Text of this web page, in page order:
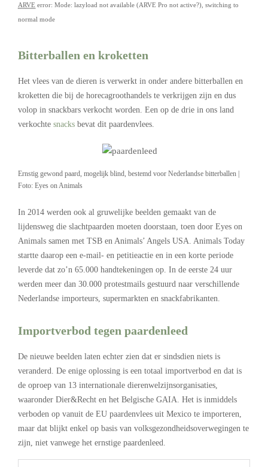
ARVE error: Mode: lazyload not available (ARVE Pro not active?), switching to
normal mode
Bitterballen en kroketten
Het vlees van de dieren is verwerkt in onder andere bitterballen en
kroketten die bij de horecagroothandels te verkrijgen zijn en dus
volop in snackbars verkocht worden. Een op de drie in ons land
verkochte snacks bevat dit paardenvlees.
Ernstig gewond paard, mogelijk blind, bestemd voor Nederlandse bitterballen |
Foto: Eyes on Animals
In 2014 werden ook al gruwelijke beelden gemaakt van de
lijdensweg die slachtpaarden moeten doorstaan, toen door Eyes on
Animals samen met TSB en Animals’ Angels USA. Animals Today
startte daarop een e-mail- en petitieactie en in een korte periode
leverde dat zo’n 65.000 handtekeningen op. In de eerste 24 uur
werden meer dan 30.000 protestmails gestuurd naar verschillende
Nederlandse importeurs, supermarkten en snackfabrikanten.
Importverbod tegen paardenleed
De nieuwe beelden laten echter zien dat er sindsdien niets is
veranderd. De enige oplossing is een totaal importverbod en dat is
de oproep van 13 internationale dierenwelzijnsorganisaties,
waaronder Dier&Recht en het Belgische GAIA. Het is inmiddels
verboden op vanuit de EU paardenvlees uit Mexico te importeren,
maar dat blijkt enkel op basis van volksgezondheidsoverwegingen te
zijn, niet vanwege het ernstige paardenleed.